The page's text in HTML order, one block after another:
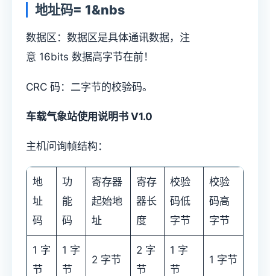
地址码= 1&nbs
数据区：数据区是具体通讯数据，注
意 16bits 数据高字节在前！
CRC 码：二字节的校验码。
车载气象站使用说明书 V1.0
主机问询帧结构：
地
址
码
功
能
码
寄存器
起始地
址
寄存
器长
度
校验
码低
字节
校验
码高
字节
1 字
节
1 字
节
2 字节
2 字
节
1 字
节
1 字节